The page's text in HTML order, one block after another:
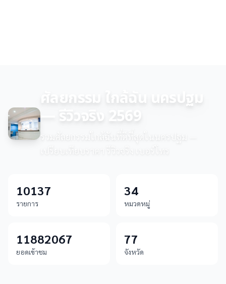
ศัลยกรรม ใกล้ฉัน นครปฐม
— รีวิวจริง 2569
รวมศัลยกรรมใกล้ฉันที่ดีที่สุดในนครปฐม —
เปรียบเทียบราคา รีวิวจริง เบอร์โทร
10137
รายการ
34
หมวดหมู่
11882067
ยอดเข้าชม
77
จังหวัด